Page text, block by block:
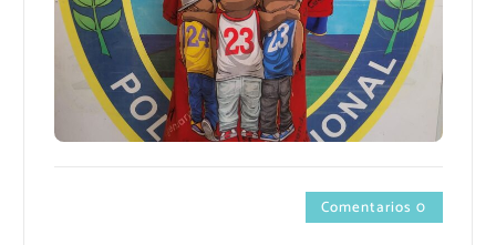
Comentarios 0